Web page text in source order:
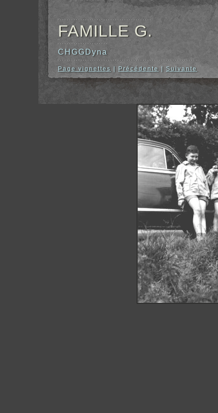
FAMILLE G.
CHGGDyna
Page vignettes Précédente | Suivante